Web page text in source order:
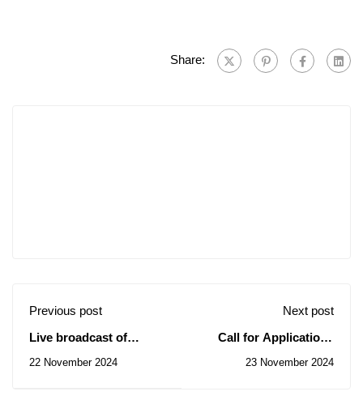
Share:
Previous post
Live broadcast of
Entrepreneurship Week
22 November 2024
Next post
Call for Applications
23 November 2024